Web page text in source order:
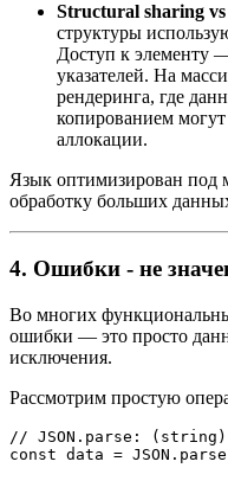
Structural sharing vs
структуры
Доступ к элементу
указателей. На
рендеринга, где
копированием
аллокации.
Язык оптимизирован под
обработку больших
4. Ошибки - не
Во многих
ошибки — это просто
исключения.
Рассмотрим простую
// JSON.parse: (string)
const data =